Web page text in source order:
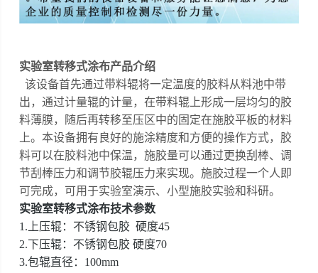
实验室转移式涂布产品介绍
该设备首先通过带料辊将一定温度的胶料从料池中带
出，通过计量辊的计量，在带料辊上形成一层均匀的胶
料薄膜，随后再转移至压区中的固定在施胶平板的材料
上。本设备拥有良好的施涂精度和方便的操作方式，胶
料可以在胶料池中保温，施胶量可以通过更换刮棒、调
节刮棒压力和调节胶辊压力来实现。施胶过程一个人即
可完成，可用于实验室演示、小型施胶实验和科研。
实验室转移式涂布技术参数
1.上压辊：不锈钢包胶 硬度45
2.下压辊：不锈钢包胶 硬度70
3.包辊直径：100mm